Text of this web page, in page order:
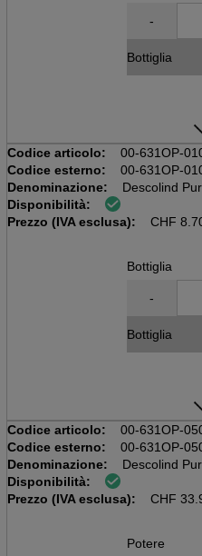
-
Bottiglia
Codice articolo:
00-631OP-
Codice esterno:
00-631OP-
Denominazione:
Descolind
Lozione
Disponibilità:
Prezzo (IVA esclusa):
CHF
Bottiglia
-
Bottiglia
Codice articolo:
00-631OP-
Codice esterno:
00-631OP-
Denominazione:
Descolind
Lozione
Disponibilità:
Prezzo (IVA esclusa):
CHF
Potere